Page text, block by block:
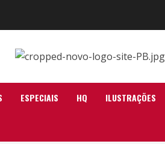
ESPECIAIS HQ ILUSTRAÇÕES